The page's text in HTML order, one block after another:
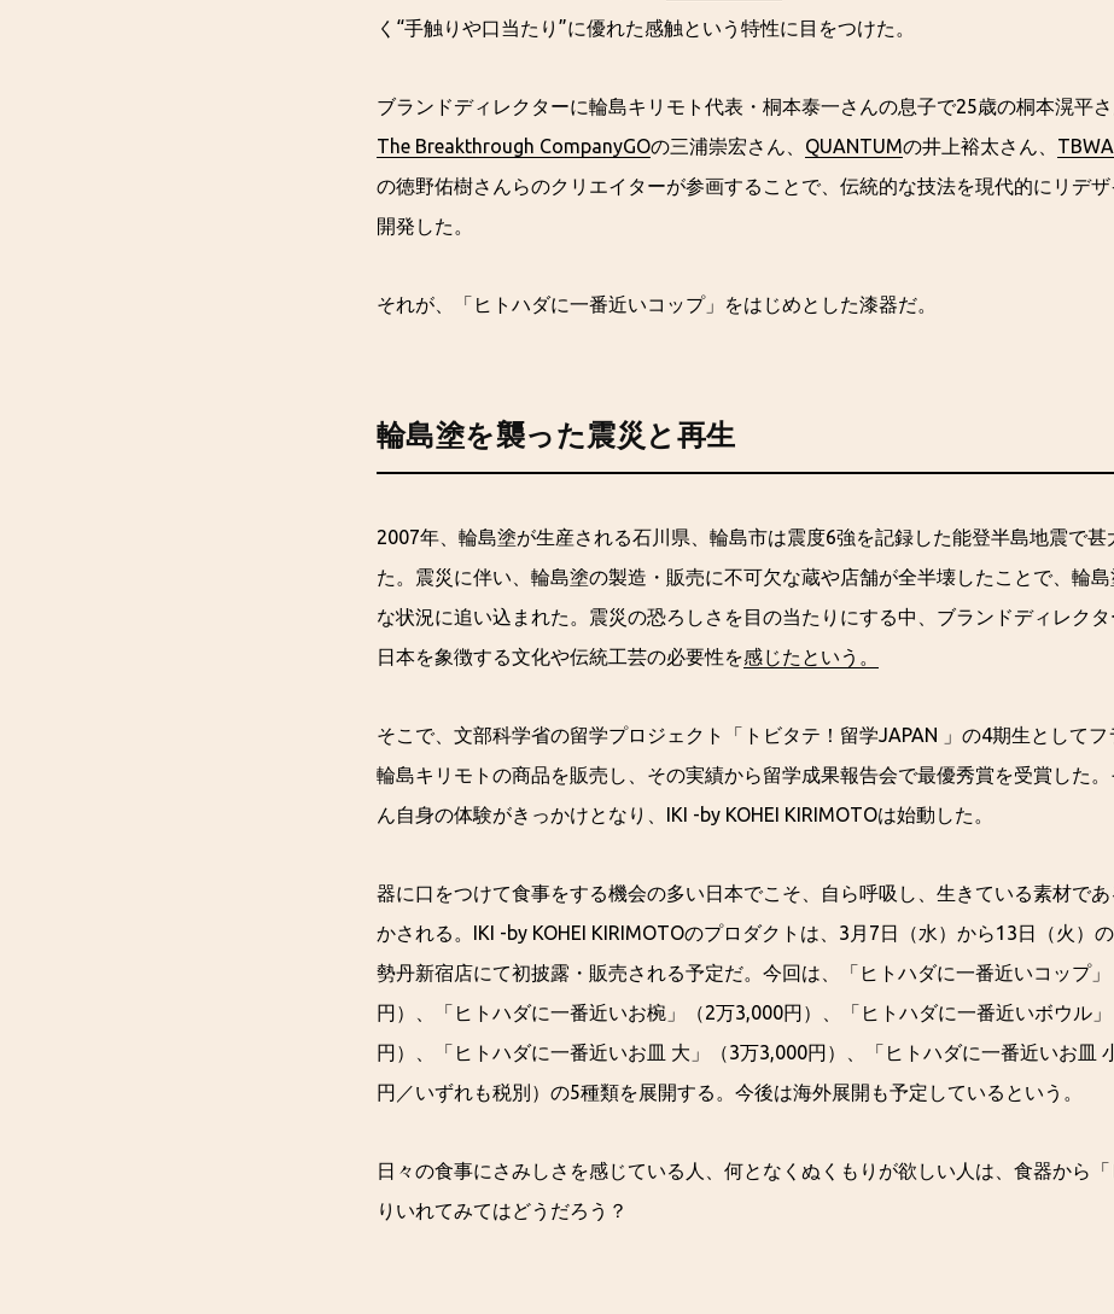
く“手触りや口当たり”に優れた感触という特性に目をつけた。
ブランドディレクターに輪島キリモト代表・桐本泰一さんの息子で25歳の桐本滉平さ
The Breakthrough CompanyGOの三浦崇宏さん、 QUANTUMの井上裕太さん、
の徳野佑樹さんらのクリエイターが参画することで、伝統的な技法を現代的にリデ
開発した。
それが、「ヒトハダに一番近いコップ」をはじめとした漆器だ。
輪島塗を襲った震災と再生
2007年、輪島塗が生産される石川県、輪島市は震度6強を記録した能登半島地震で甚
た。震災に伴い、輪島塗の製造・販売に不可欠な蔵や店舗が全半壊したことで、輪
な状況に追い込まれた。震災の恐ろしさを目の当たりにする中、ブランドディレク
日本を象徴する文化や伝統工芸の必要性を感じたという。
そこで、文部科学省の留学プロジェクト「トビタテ！留学JAPAN 」の4期生として
輪島キリモトの商品を販売し、その実績から留学成果報告会で最優秀賞を受賞した。
ん自身の体験がきっかけとなり、IKI -by KOHEI KIRIMOTOは始動した。
器に口をつけて食事をする機会の多い日本でこそ、自ら呼吸し、生きている素材で
かされる。IKI -by KOHEI KIRIMOTOのプロダクトは、3月7日（水）から13日（火）
勢丹新宿店にて初披露・販売される予定だ。今回は、「ヒトハダに一番近いコップ
円）、「ヒトハダに一番近いお椀」（2万3,000円）、「ヒトハダに一番近いボウル
円）、「ヒトハダに一番近いお皿 大」（3万3,000円）、「ヒトハダに一番近いお皿
円／いずれも税別）の5種類を展開する。今後は海外展開も予定しているという。
日々の食事にさみしさを感じている人、何となくぬくもりが欲しい人は、食器から
りいれてみてはどうだろう？